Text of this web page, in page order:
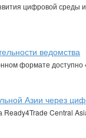
цифровой среды
ведомства
формате доступно
Азии через
Central